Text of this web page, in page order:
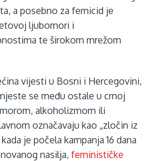
a posebno za femicid je
ljubomori i
te širokom mrežom
vijesti u Bosni i Hercegovini,
se među ostale u crnoj
alkoholizmom ili
označavaju kao „zločin iz
je počela kampanja 16 dana
nasilja, feminističke